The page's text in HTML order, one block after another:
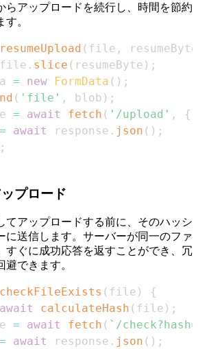
らアップロードを続行し、時間を節約
。
resumeUpload ( file ,
resumeByte
. slice ( resumeByte ) ;
= new FormData ( ) ;
( 'file' , blob ) ;
= await fetch ( '/upload' ,
{
= await response . json ( ) ;
;
プロード
てアップロードする前に、そのハッシ
に送信します。サーバーが同一のファ
すぐに成功応答を返すことができ、冗
できます。
checkFileExists ( file )
{
await calculateHash ( file ) ;
= await fetch ( ` /check?hash=
= await response . json ( ) ;